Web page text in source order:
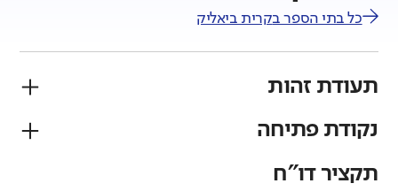
כל בתי הספר בקרית ביאליק
תעודת זהות
פיקוח
נקודת פתיחה
תקציר דו"ח